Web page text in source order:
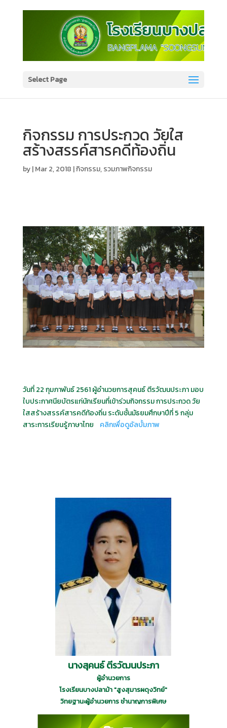
Select Page
กิจกรรม การประกวด วัยใส
สร้างสรรค์สารคดีท้องถิ่น
by|Mar 2, 2018 |กิจกรรม,รวมภาพกิจกรรม
วันที่ 22 กุมภาพันธ์ 2561 ผู้อำนวยการสุคนธ์ ตีรวัฒนประภา มอบ
ใบประกาศนียบัตรแก่นักเรียนที่เข้าร่วมกิจกรรม การประกวด วัย
ใสสร้างสรรค์สารคดีท้องถิ่น ระดับชั้นมัธยมศึกษาปีที่ 5 กลุ่ม
สาระการเรียนรู้ภาษาไทย คลิกเพื่อดูอัลบั้มภาพ
นางสุคนธ์ ตีรวัฒนประภา
ผู้อำนวยการ
โรงเรียนบางปลาม้า "สูงสุมารผดุงวิทย์"
วิทยฐานะผู้อำนวยการ ชำนาญการพิเศษ